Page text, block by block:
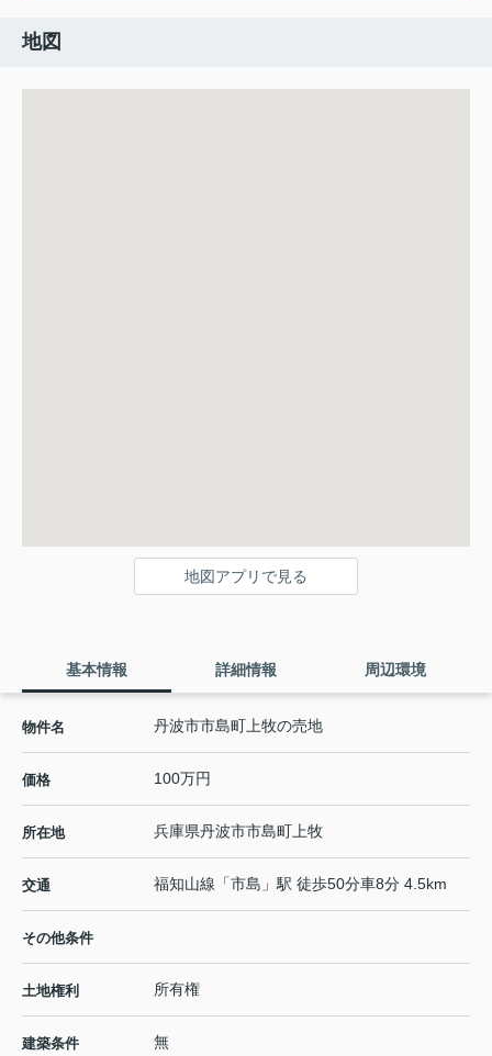
地図
地図アプリで見る
基本情報 詳細情報 周辺環境
物件名 丹波市市島町上牧の売地
価格 100万円
所在地 兵庫県丹波市市島町上牧
交通 福知山線 「市島 」駅 徒歩50分車8分 4.5km
その他条件
土地権利 所有権
建築条件 無